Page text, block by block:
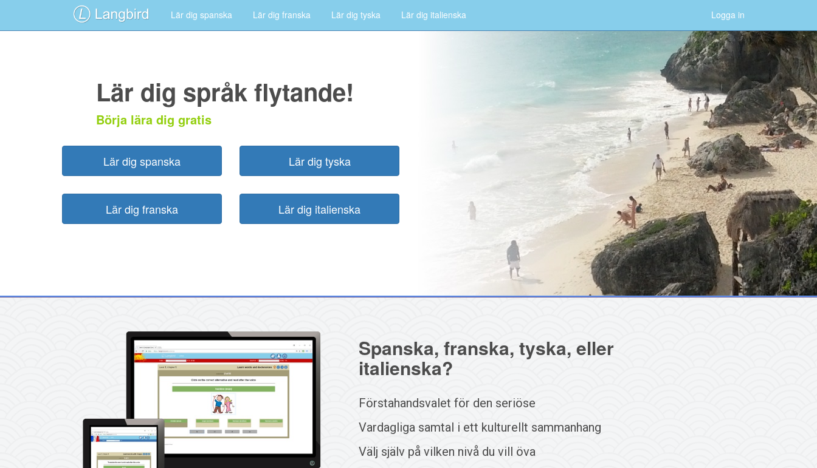
Lär dig spanska Lär dig franska Lär dig tyska Lär dig italienska Logga in
Lär dig språk flytande!
Börja lära dig gratis
Spanska, franska, tyska, eller
italienska?
Förstahandsvalet för den seriöse
Vardagliga samtal i ett kulturellt sammanhang
Välj själv på vilken nivå du vill öva